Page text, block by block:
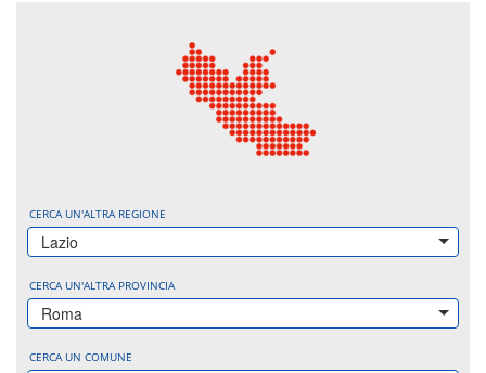
CERCA UN'ALTRA REGIONE
Lazio
CERCA UN'ALTRA PROVINCIA
Roma
CERCA UN COMUNE